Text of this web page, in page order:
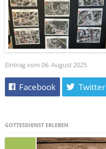
Eintrag vom 06. August 2025
Facebook Twitter
GOTTESDIENST ERLEBEN